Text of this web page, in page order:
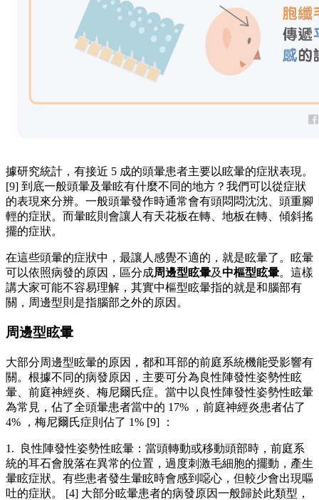
據研究統計，有接近 5 成的頭暈患者主要以眩暈的症狀表現。
[9] 到底一般頭暈及暈眩有什麼不同的地方？我們可以從症狀
的表現來分辨。一般頭暈發作時通常會有頭悶悶沈沈、頭重腳
輕的症狀。而暈眩則會讓人有天花板在轉、地板在轉、傾斜搖
擺的症狀。
在這些頭暈的症狀中，最讓人感覺不適的，就是眩暈了。眩暈
可以依照病發的原因，區分成周邊型眩暈及中樞型眩暈。這樣
講大家可能不容易理解，其實中樞型眩暈指的就是和腦部有
關，周邊型則是指腦部之外的原因。
周邊型眩暈
大部分周邊型眩暈的原因，都和耳部的前庭系統機能受影響有
關。根據不同的病發原因，主要可分為良性陣發性姿勢性眩
暈、前庭神經炎、梅尼爾氏症。當中以良性陣發性姿勢性眩暈
為常見，佔了全頭暈患者當中的 17% ，前庭神經炎患者佔了
4% ，梅尼爾氏症則佔了 1% [9] ：
1. 良性陣發性姿勢性眩暈：當頭轉動或移動頭部時，前庭系
統的耳石會脫落在異常的位置，過度刺激毛細胞的擺動，產生
暈眩症狀。有些患者發生暈眩時會感到噁心，但較少會出現嘔
吐的症狀。 [4] 大部分眩暈患者的病發原因一般歸於此類型，